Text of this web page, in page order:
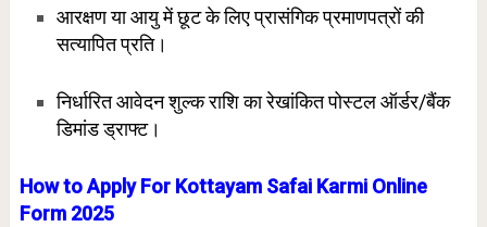
आरक्षण या आयु में छूट के लिए प्रासंगिक प्रमाणपत्रों की
सत्यापित प्रति।
निर्धारित आवेदन शुल्क राशि का रेखांकित पोस्टल ऑर्डर/बैंक
डिमांड ड्राफ्ट।
How to Apply For Kottayam Safai Karmi Online
Form 2025